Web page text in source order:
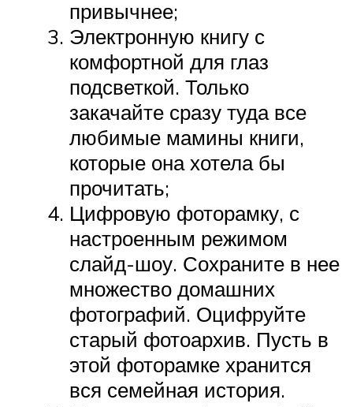
привычнее;
Электронную книгу с
комфортной для глаз
подсветкой. Только
закачайте сразу туда все
любимые мамины книги,
которые она хотела бы
прочитать;
Цифровую фоторамку, с
настроенным режимом
слайд-шоу. Сохраните в нее
множество домашних
фотографий. Оцифруйте
старый фотоархив. Пусть в
этой фоторамке хранится
вся семейная история.